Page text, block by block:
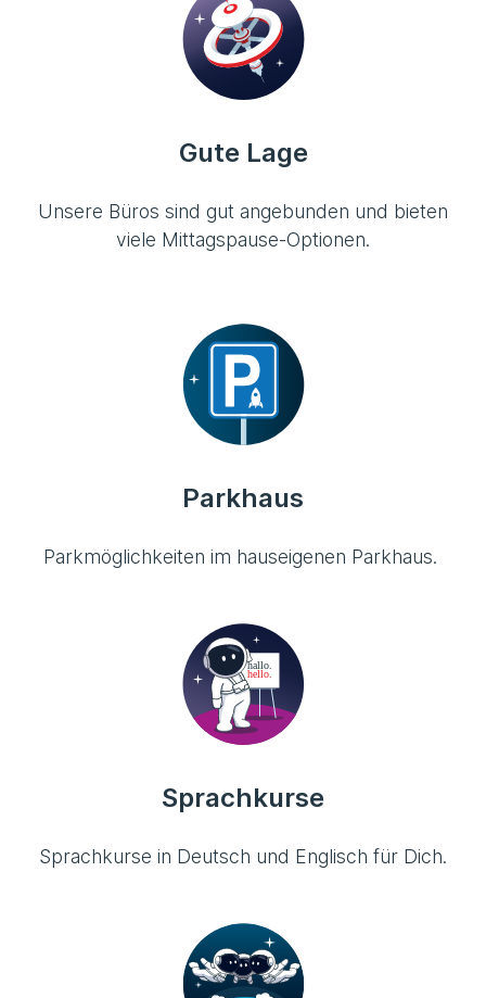
Gute Lage
Unsere Büros sind gut angebunden und bieten
viele Mittagspause-Optionen.
Parkhaus
Parkmöglichkeiten im hauseigenen Parkhaus.
Sprachkurse
Sprachkurse in Deutsch und Englisch für Dich.